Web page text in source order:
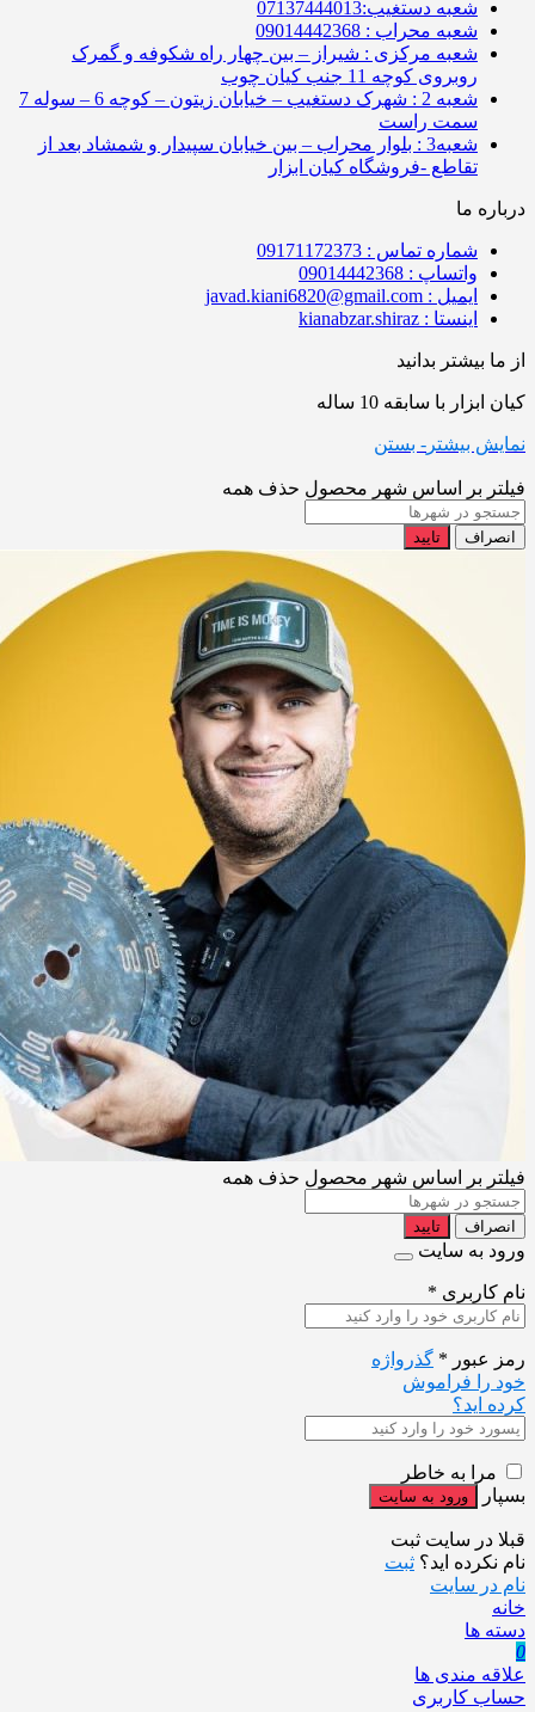
شعبه دستغیب:07137444013
شعبه محراب : 09014442368
شعبه مرکزی : شیراز – بین چهار راه شکوفه و گمرک
روبروی کوچه 11 جنب کیان چوب
شعبه 2 : شهرک دستغیب – خیابان زیتون – کوچه 6 – سوله 7
سمت راست
شعبه3 : بلوار محراب – بین خیابان سپیدار و شمشاد بعد از
تقاطع -فروشگاه کیان ابزار
درباره ما
شماره تماس : 09171172373
واتساپ : 09014442368
ایمیل : javad.kiani6820@gmail.com
اینستا : kianabzar.shiraz
از ما بیشتر بدانید
کیان ابزار با سابقه 10 ساله
نمایش بیشتر - بستن
فیلتر بر اساس شهر محصول حذف همه
انصراف تایید
فیلتر بر اساس شهر محصول حذف همه
انصراف تایید
ورود به سایت
نام کاربری *
رمز عبور * گذرواژه
خود را فراموش
کرده اید؟
مرا به خاطر
بسپار
قبلا در سایت ثبت
نام نکرده اید؟ ثبت
نام در سایت
خانه
دسته ها
0
علاقه مندی ها
حساب کاربری